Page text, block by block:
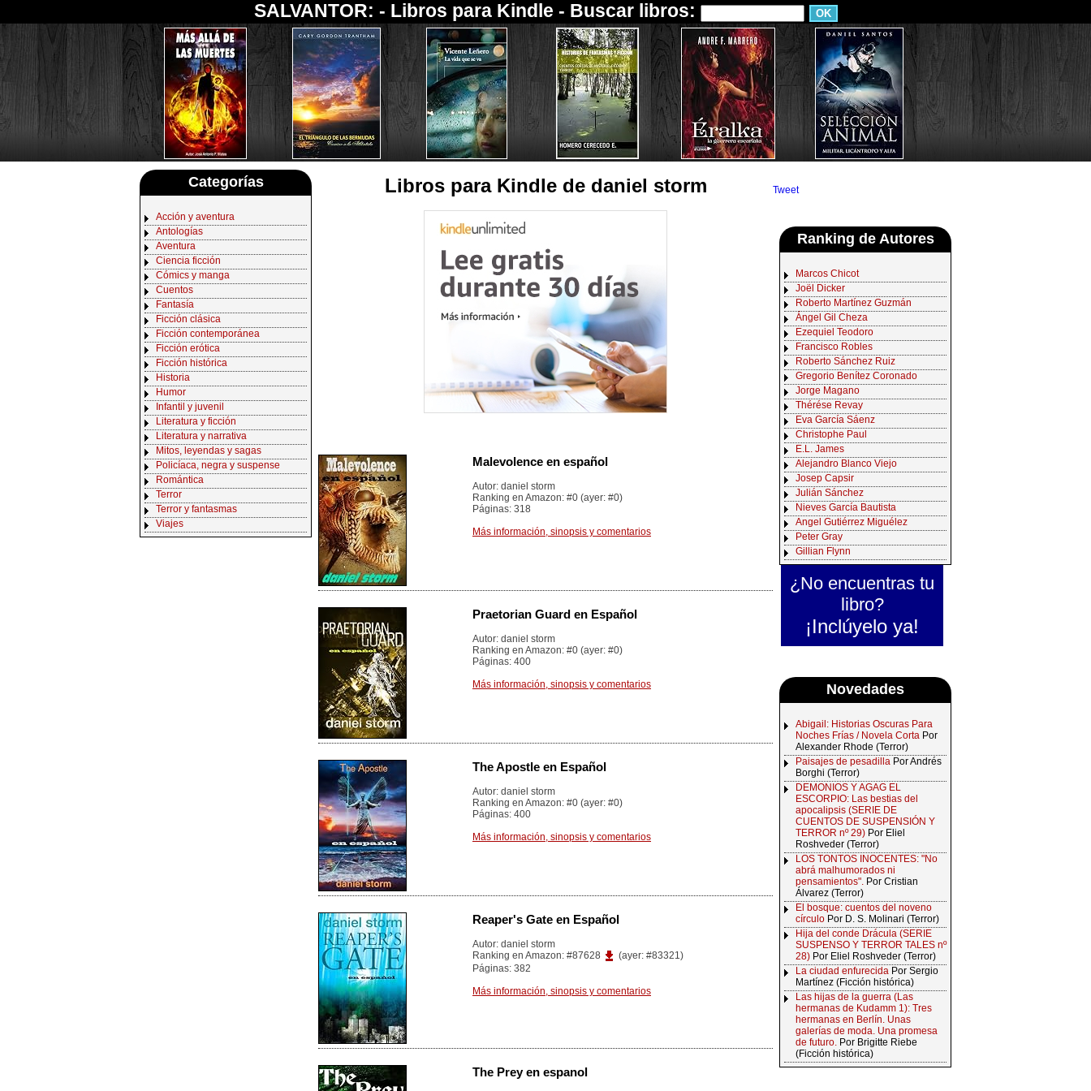
SALVANTOR: - Libros para Kindle - Buscar libros:
Categorías
Acción y aventura
Antologías
Aventura
Ciencia ficción
Cómics y manga
Cuentos
Fantasía
Ficción clásica
Ficción contemporánea
Ficción erótica
Ficción histórica
Historia
Humor
Infantil y juvenil
Literatura y ficción
Literatura y narrativa
Mitos, leyendas y sagas
Policíaca, negra y suspense
Romántica
Terror
Terror y fantasmas
Viajes
Libros para Kindle de daniel storm
Malevolence en español
Autor: daniel storm
Ranking en Amazon: #0 (ayer: #0)
Páginas: 318
Más información, sinopsis y comentarios
Praetorian Guard en Español
Autor: daniel storm
Ranking en Amazon: #0 (ayer: #0)
Páginas: 400
Más información, sinopsis y comentarios
The Apostle en Español
Autor: daniel storm
Ranking en Amazon: #0 (ayer: #0)
Páginas: 400
Más información, sinopsis y comentarios
Reaper's Gate en Español
Autor: daniel storm
Ranking en Amazon: #87628
(ayer: #83321)
Páginas: 382
Más información, sinopsis y comentarios
The Prey en espanol
Tweet
Ranking de Autores
Marcos Chicot
Joël Dicker
Roberto Martínez Guzmán
Ángel Gil Cheza
Ezequiel Teodoro
Francisco Robles
Roberto Sánchez Ruiz
Gregorio Benítez Coronado
Jorge Magano
Thérése Revay
Eva García Sáenz
Christophe Paul
E.L. James
Alejandro Blanco Viejo
Josep Capsir
Julián Sánchez
Nieves García Bautista
Angel Gutiérrez Miguélez
Peter Gray
Gillian Flynn
¿No encuentras tu
libro?
¡Inclúyelo ya!
Novedades
Abigail: Historias Oscuras Para
Noches Frías / Novela Corta Por
Alexander Rhode (Terror)
Paisajes de pesadilla Por Andrés
Borghi (Terror)
DEMONIOS Y AGAG EL
ESCORPIO: Las bestias del
apocalipsis (SERIE DE
CUENTOS DE SUSPENSIÓN Y
TERROR nº 29) Por Eliel
Roshveder (Terror)
LOS TONTOS INOCENTES: "No
abrá malhumorados ni
pensamientos". Por Cristian
Álvarez (Terror)
El bosque: cuentos del noveno
círculo Por D. S. Molinari (Terror)
Hija del conde Drácula (SERIE
SUSPENSO Y TERROR TALES nº
28) Por Eliel Roshveder (Terror)
La ciudad enfurecida Por Sergio
Martínez (Ficción histórica)
Las hijas de la guerra (Las
hermanas de Kudamm 1): Tres
hermanas en Berlín. Unas
galerías de moda. Una promesa
de futuro. Por Brigitte Riebe
(Ficción histórica)